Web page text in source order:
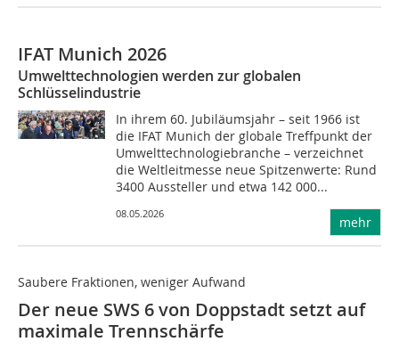
IFAT Munich 2026
Umwelttechnologien werden zur globalen
Schlüsselindustrie
In ihrem 60. Jubiläumsjahr – seit 1966 ist
die IFAT Munich der globale Treffpunkt der
Umwelttechnologiebranche – verzeichnet
die Weltleitmesse neue Spitzenwerte: Rund
3400 Aussteller und etwa 142 000...
08.05.2026
mehr
Saubere Fraktionen, weniger Aufwand
Der neue SWS 6 von Doppstadt setzt auf
maximale Trennschärfe